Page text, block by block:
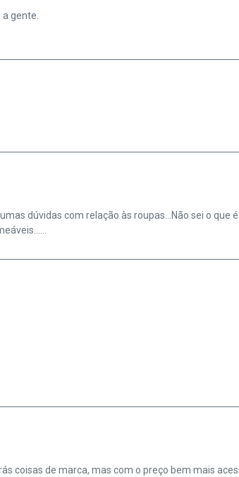
gente.
dúvidas com relação às roupas…Não sei o que
coisas de marca, mas com o preço bem mais